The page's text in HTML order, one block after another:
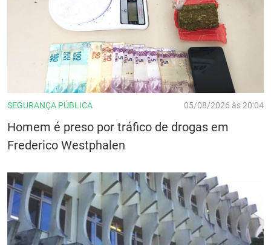
SEGURANÇA PÚBLICA 05/08/2026 às 20:04
Homem é preso por tráfico de drogas em
Frederico Westphalen